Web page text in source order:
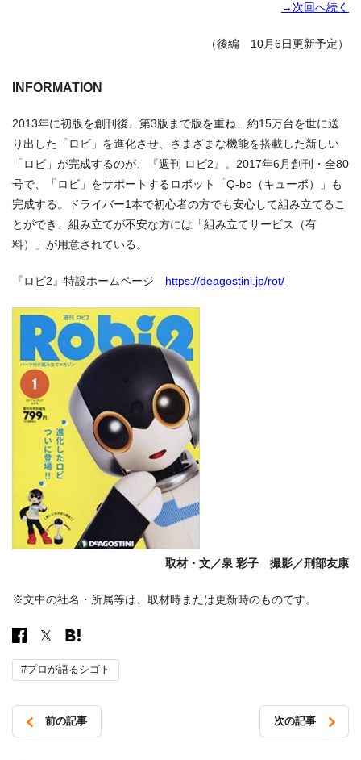
→次回へ続く
（後編 10月6日更新予定）
INFORMATION
2013年に初版を創刊後、第3版まで版を重ね、約15万台を世に送
り出した「ロビ」を進化させ、さまざまな機能を搭載した新しい
「ロビ」が完成するのが、『週刊 ロビ2』。2017年6月創刊・全80
号で、「ロビ」をサポートするロボット「Q-bo（キューボ）」も
完成する。ドライバー1本で初心者の方でも安心して組み立てるこ
とができ、組み立てが不安な方には「組み立てサービス（有
料）」が用意されている。
『ロビ2』特設ホームページ https://deagostini.jp/rot/
取材・文／泉 彩子 撮影／刑部友康
※文中の社名・所属等は、取材時または更新時のものです。
#プロが語るシゴト
前の記事 次の記事